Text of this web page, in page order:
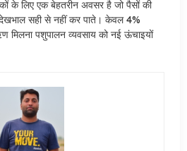
के लिए एक बेहतरीन अवसर है जो पैसों की
सही से नहीं कर पाते। केवल 4%
मिलना पशुपालन व्यवसाय को नई ऊंचाइयों